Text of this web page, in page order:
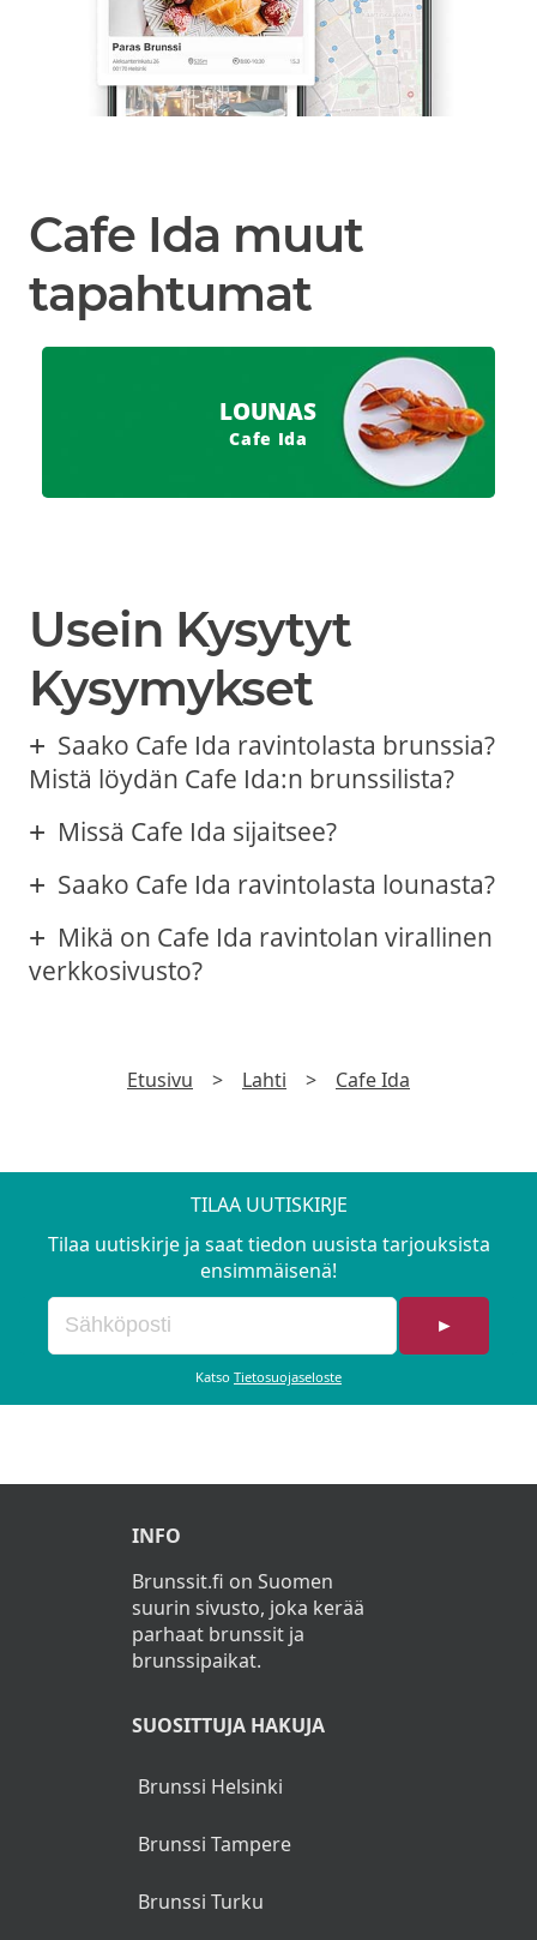
Cafe Ida muut
tapahtumat
LOUNAS
Cafe Ida
Usein Kysytyt
Kysymykset
Saako Cafe Ida ravintolasta brunssia?
Mistä löydän Cafe Ida:n brunssilista?
Missä Cafe Ida sijaitsee?
Saako Cafe Ida ravintolasta lounasta?
Mikä on Cafe Ida ravintolan virallinen
verkkosivusto?
Etusivu > Lahti > Cafe Ida
TILAA UUTISKIRJE
Tilaa uutiskirje ja saat tiedon uusista tarjouksista
ensimmäisenä!
►
Katso Tietosuojaseloste
INFO
Brunssit.fi on Suomen
suurin sivusto, joka kerää
parhaat brunssit ja
brunssipaikat.
SUOSITTUJA HAKUJA
Brunssi Helsinki
Brunssi Tampere
Brunssi Turku